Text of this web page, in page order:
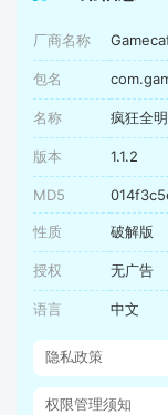
厂商名称
包名
名称 疯狂全
版本 1.1.2
MD5
性质 破解版
授权 无广告
语言 中文
隐私政策
权限管理须知